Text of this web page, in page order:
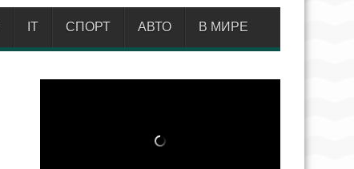
IT СПОРТ АВТО В МИРЕ